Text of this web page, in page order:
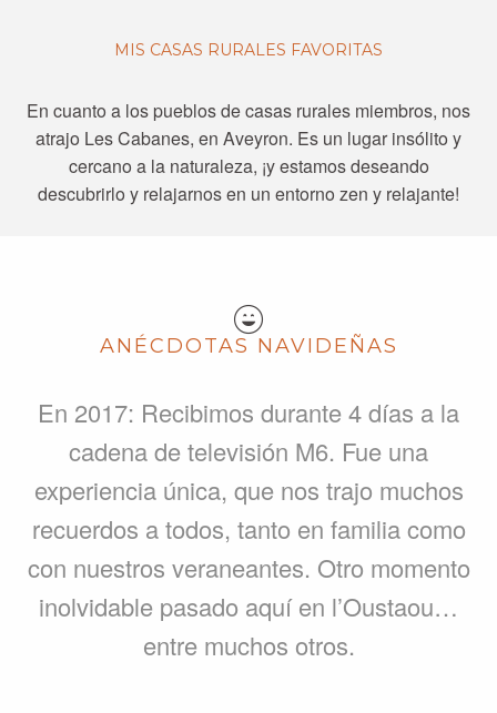
MIS CASAS RURALES FAVORITAS
En cuanto a los pueblos de casas rurales miembros, nos
atrajo Les Cabanes, en Aveyron. Es un lugar insólito y
cercano a la naturaleza, ¡y estamos deseando
descubrirlo y relajarnos en un entorno zen y relajante!
ANÉCDOTAS NAVIDEÑAS
En 2017: Recibimos durante 4 días a la
cadena de televisión M6. Fue una
experiencia única, que nos trajo muchos
recuerdos a todos, tanto en familia como
con nuestros veraneantes. Otro momento
inolvidable pasado aquí en l’Oustaou…
entre muchos otros.